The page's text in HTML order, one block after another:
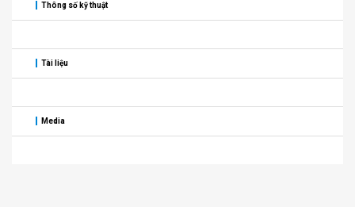
Thông số kỹ thuật
Tài liệu
Media